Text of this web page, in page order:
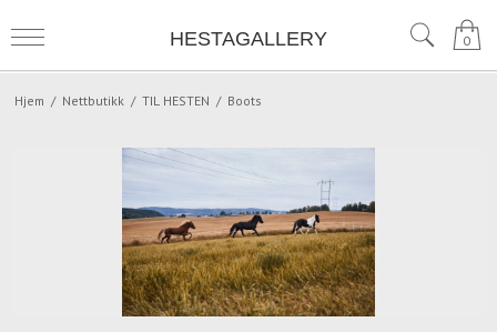
HESTAGALLERY 0
Hjem / Nettbutikk / TIL HESTEN / Boots